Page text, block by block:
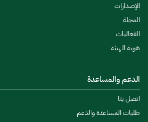
الإصدارات
المجلة
الفعاليات
هوية الهيئة
الدعم والمساعدة
اتصل بنا
طلبات المساعدة والدعم